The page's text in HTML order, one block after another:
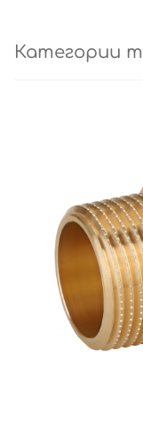
Категории